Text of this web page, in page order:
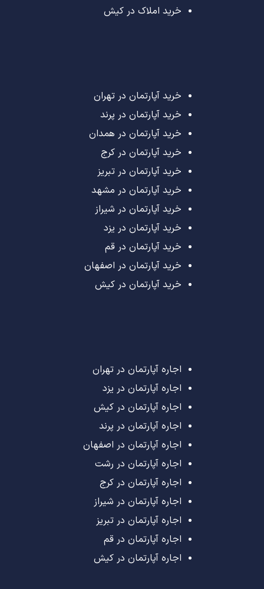
خرید املاک در کیش
خرید آپارتمان در تهران
خرید آپارتمان در پرند
خرید آپارتمان در همدان
خرید آپارتمان در کرج
خرید آپارتمان در تبریز
خرید آپارتمان در مشهد
خرید آپارتمان در شیراز
خرید آپارتمان در یزد
خرید آپارتمان در قم
خرید آپارتمان در اصفهان
خرید آپارتمان در کیش
اجاره آپارتمان در تهران
اجاره آپارتمان در یزد
اجاره آپارتمان در کیش
اجاره آپارتمان در پرند
اجاره آپارتمان در اصفهان
اجاره آپارتمان در رشت
اجاره آپارتمان در کرج
اجاره آپارتمان در شیراز
اجاره آپارتمان در تبریز
اجاره آپارتمان در قم
اجاره آپارتمان در کیش